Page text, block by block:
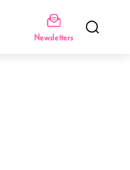
Newsletters